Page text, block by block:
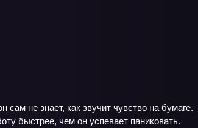
не знает, как звучит чувство на бумаге.
быстрее, чем он успевает паниковать.